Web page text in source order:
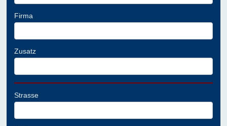
Firma
Zusatz
Strasse